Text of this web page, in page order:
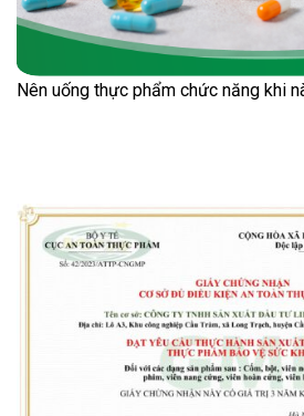
Nên uống thực phẩm chức năng khi